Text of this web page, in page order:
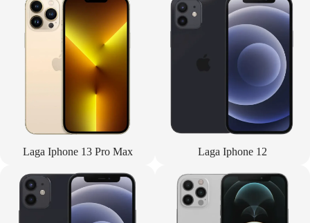
Laga Iphone 13 Pro Max Laga Iphone 12